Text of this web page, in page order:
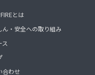
とは
ん・安全への取り組み
ス
合わせ